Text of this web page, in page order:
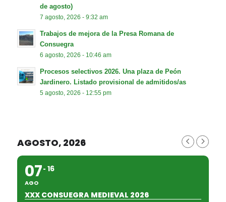
de agosto)
7 agosto, 2026 - 9:32 am
Trabajos de mejora de la Presa Romana de
Consuegra
6 agosto, 2026 - 10:46 am
Procesos selectivos 2026. Una plaza de Peón
Jardinero. Listado provisional de admitidos/as
5 agosto, 2026 - 12:55 pm
AGOSTO, 2026
07
AGO
16
XXX CONSUEGRA MEDIEVAL 2026